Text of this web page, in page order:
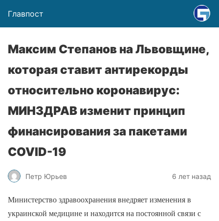
Главпост
Максим Степанов на Львовщине,
которая ставит антирекорды
относительно коронавирус:
МИНЗДРАВ изменит принцип
финансирования за пакетами
COVID-19
Петр Юрьев 6 лет назад
Министерство здравоохранения внедряет изменения в
украинской медицине и находится на постоянной связи с